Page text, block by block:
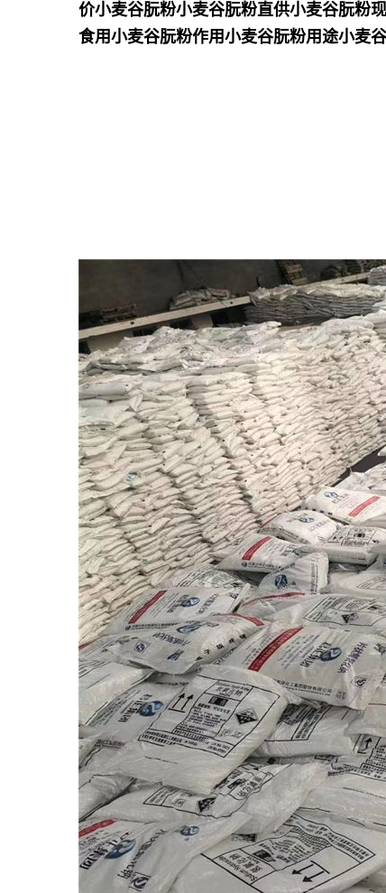
价小麦谷朊粉小麦谷朊粉直供小麦谷朊粉
食用小麦谷朊粉作用小麦谷朊粉用途小麦